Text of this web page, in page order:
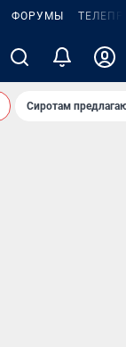
ФОРУМЫ
Сиротам